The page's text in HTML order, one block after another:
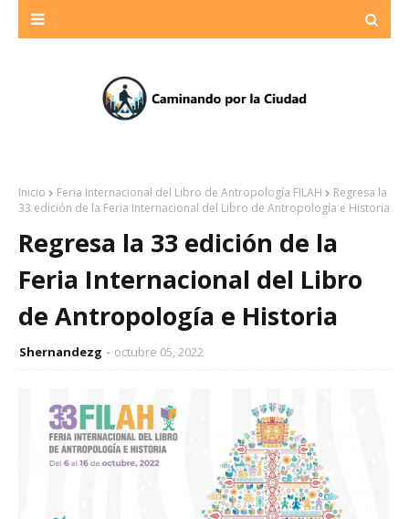
Inicio Feria Internacional del Libro de Antropología FILAH
Regresa la
33 edición de la Feria Internacional del Libro de Antropología e Historia
Regresa la 33 edición de la
Feria Internacional del Libro
de Antropología e Historia
Shernandezg octubre 05, 2022